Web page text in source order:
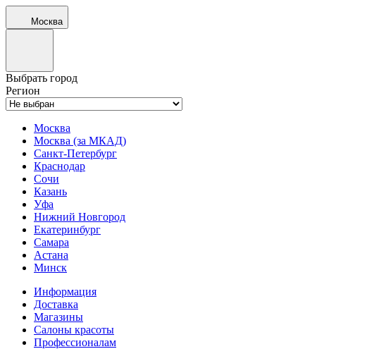
Москва
Выбрать город
Регион
Москва
Москва (за МКАД)
Санкт-Петербург
Краснодар
Сочи
Казань
Уфа
Нижний Новгород
Екатеринбург
Самара
Астана
Минск
Информация
Доставка
Магазины
Салоны красоты
Профессионалам